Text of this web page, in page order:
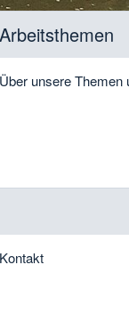
Über unsere Themen
Kontakt